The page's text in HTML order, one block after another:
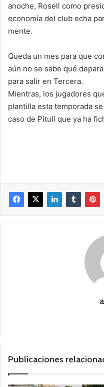
anoche, Rosell como
economía del club echa
mente.
Queda un mes para que
aún no se sabe qué
para salir en Tercera.
Mientras, los jugadores
plantilla esta temporada
caso de Pituli que ya ha
Publicaciones